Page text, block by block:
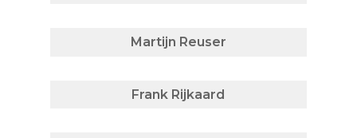
Martijn Reuser
Frank Rijkaard